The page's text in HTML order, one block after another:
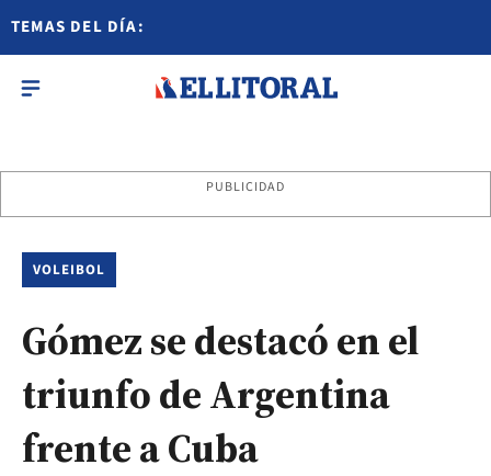
TEMAS DEL DÍA:
PUBLICIDAD
VOLEIBOL
Gómez se destacó en el
triunfo de Argentina
frente a Cuba